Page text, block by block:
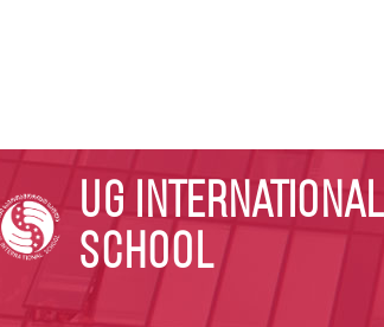
UG International
School